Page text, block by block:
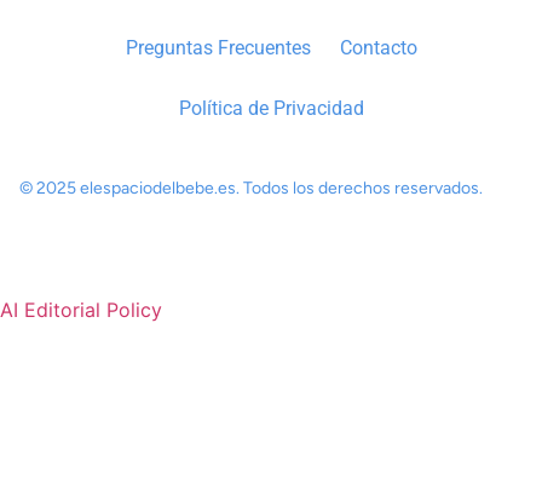
Preguntas Frecuentes Contacto
Política de Privacidad
© 2025 elespaciodelbebe.es. Todos los derechos reservados.
AI Editorial Policy